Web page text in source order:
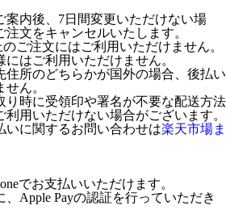
案内後、7日間変更いただけない場
文をキャンセルいたします。
ご注文にはご利用いただけません。
はご利用いただけません。
所のどちらかが国外の場合、後払い
ん。
時に受領印や署名が不要な配送方法
用いただけない場合がございます。
に関するお問い合わせは楽天市場ま
でお支払いいただけます。
Apple Payの認証を行っていただき